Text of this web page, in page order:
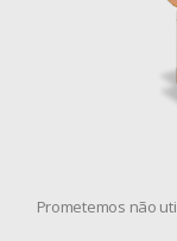
Prometemos não